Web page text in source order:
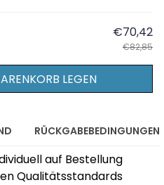
€70,42
€82,85
LEGEN
RÜCKGABEBEDINGUNGEN
auf Bestellung
Qualitätsstandards